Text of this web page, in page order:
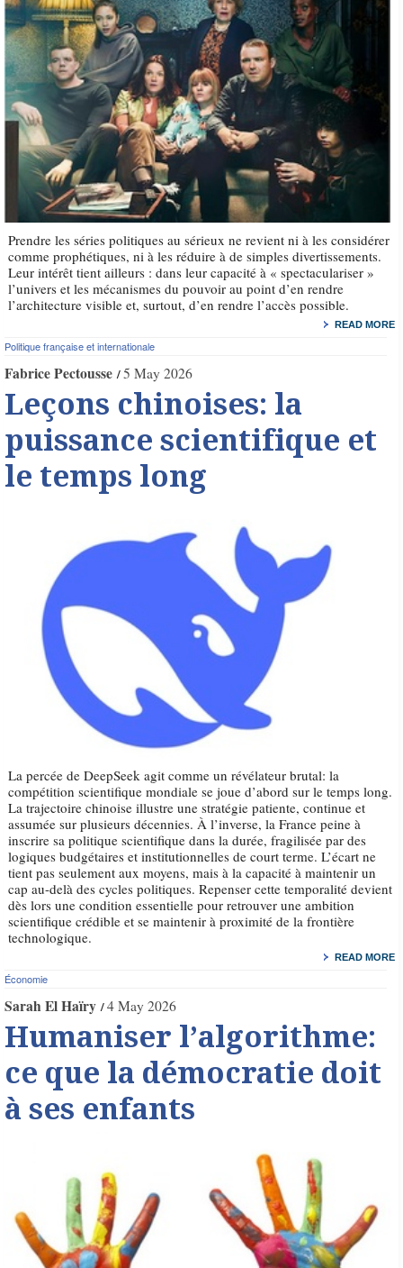
Prendre les séries politiques au sérieux ne revient ni à les considérer
comme prophétiques, ni à les réduire à de simples divertissements.
Leur intérêt tient ailleurs : dans leur capacité à « spectaculariser »
l’univers et les mécanismes du pouvoir au point d’en rendre
l’architecture visible et, surtout, d’en rendre l’accès possible.
READ MORE
Politique française et internationale
Fabrice Pectousse 5 May 2026
Leçons chinoises: la
puissance scientifique et
le temps long
La percée de DeepSeek agit comme un révélateur brutal: la
compétition scientifique mondiale se joue d’abord sur le temps long.
La trajectoire chinoise illustre une stratégie patiente, continue et
assumée sur plusieurs décennies. À l’inverse, la France peine à
inscrire sa politique scientifique dans la durée, fragilisée par des
logiques budgétaires et institutionnelles de court terme. L’écart ne
tient pas seulement aux moyens, mais à la capacité à maintenir un
cap au-delà des cycles politiques. Repenser cette temporalité devient
dès lors une condition essentielle pour retrouver une ambition
scientifique crédible et se maintenir à proximité de la frontière
technologique.
READ MORE
Économie
Sarah El Haïry 4 May 2026
Humaniser l’algorithme:
ce que la démocratie doit
à ses enfants